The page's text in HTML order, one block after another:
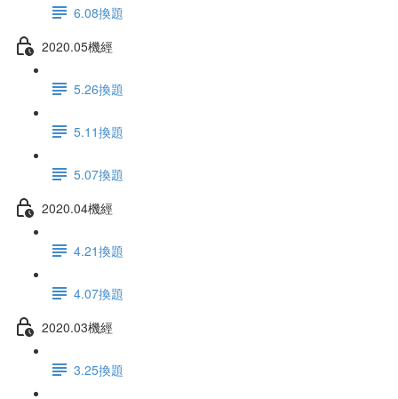
6.08換題
2020.05機經
5.26換題
5.11換題
5.07換題
2020.04機經
4.21換題
4.07換題
2020.03機經
3.25換題